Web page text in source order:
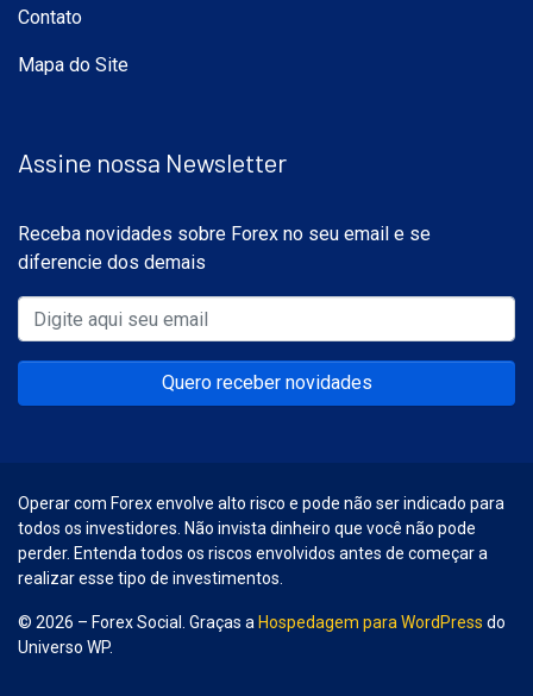
Contato
Mapa do Site
Assine nossa Newsletter
Receba novidades sobre Forex no seu email e se
diferencie dos demais
Quero receber novidades
Operar com Forex envolve alto risco e pode não ser indicado para
todos os investidores. Não invista dinheiro que você não pode
perder. Entenda todos os riscos envolvidos antes de começar a
realizar esse tipo de investimentos.
© 2026 – Forex Social. Graças a Hospedagem para WordPress do
Universo WP.